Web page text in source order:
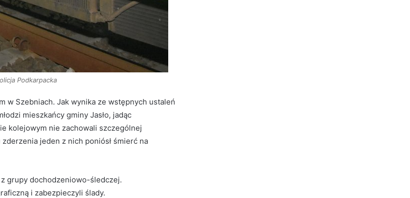
Podkarpacka
w Szebniach. Jak wynika ze wstępnych ustaleń
mieszkańcy gminy Jasło, jadąc
kolejowym nie zachowali szczególnej
jeden z nich poniósł śmierć na
grupy dochodzeniowo-śledczej.
i zabezpieczyli ślady.